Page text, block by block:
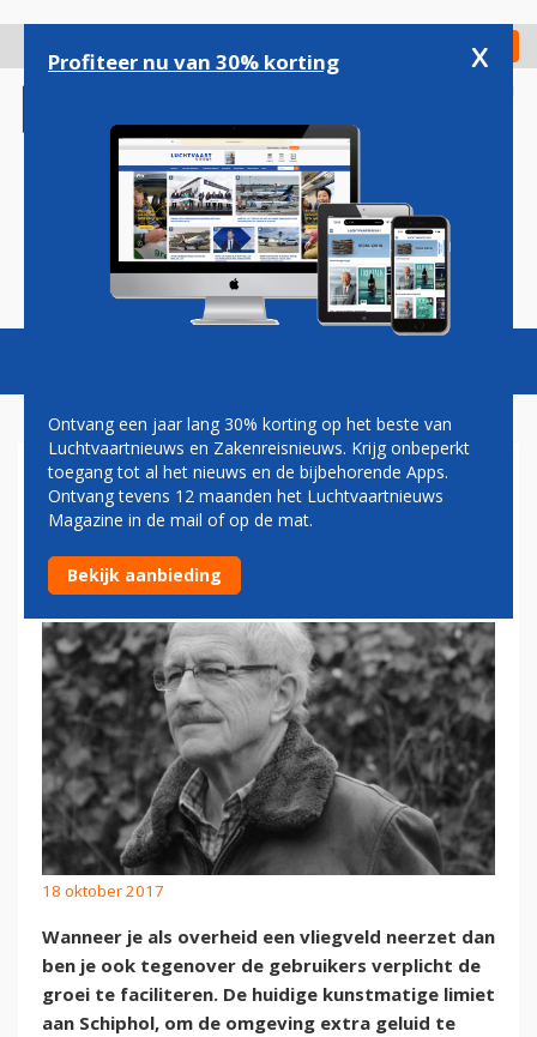
gaan
Check in
Magazine Podcasts Vacatures
PAUL GROVE:
AFBRAAKPOLITIEK ROND
SCHIPHOL
18 oktober 2017
Wanneer je als overheid een vliegveld neerzet dan
ben je ook tegenover de gebruikers verplicht de
groei te faciliteren. De huidige kunstmatige limiet
aan Schiphol, om de omgeving extra geluid te
Profiteer nu van 30% korting x
Ontvang een jaar lang 30% korting op het beste van
Luchtvaartnieuws en Zakenreisnieuws. Krijg onbeperkt
toegang tot al het nieuws en de bijbehorende Apps.
Ontvang tevens 12 maanden het Luchtvaartnieuws
Magazine in de mail of op de mat.
Bekijk aanbieding